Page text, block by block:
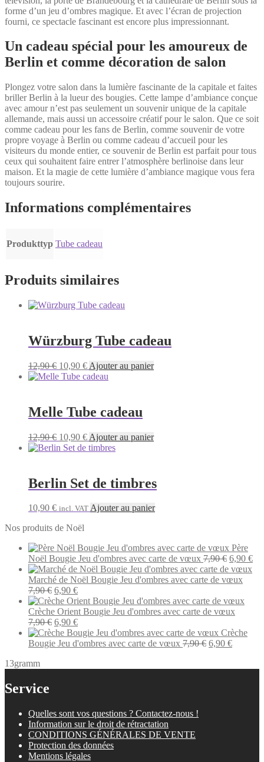
forme d’un jeu d’ombres magique. Et avec l’écran de projection
fourni, ce spectacle fascinant est encore plus impressionnant.
Un cadeau spécial pour les amoureux de
Berlin et comme décoration de salon
Plongez votre salon dans la lumière fascinante de la capitale et faites
briller Berlin à la lueur des bougies. Cette lampe d’ambiance conçue
avec amour n’est pas seulement un souvenir unique de la capitale
allemande, mais aussi un accessoire créatif pour le salon. Que ce soit
comme cadeau pour les fans de Berlin, comme souvenir de votre
propre voyage à Berlin ou comme cadeau d’accueil pour les
visiteurs du monde entier, ce souvenir de Berlin est parfait pour tous
ceux qui souhaitent faire entrer l’atmosphère berlinoise dans leur
maison. Et la magie de cette lumière d’ambiance magique vous fera
toujours sourire.
Informations complémentaires
Produkttyp Tube cadeau
Produits similaires
Würzburg Tube cadeau
12,90€ Le
prix
12,90 €.
10,90 €Le
prix
Ajouter au panier
Melle Tube cadeau
12,90€ Le
prix
12,90 €.
10,90 €Le
prix
10,90 €.
Ajouter au panier
Berlin Set de timbres
10,90 € incl. VAT Ajouter au panier
Nos produits de Noël
Père
Noël Bougie Jeu d'ombres avec carte de vœux 7,90€ Le
prix
initial
7,90 €.
6,90 €Le
Marché de Noël Bougie Jeu d'ombres avec carte de vœux
7,90€ Le
prix
initial
était :
7,90 €.
6,90 €Le
prix
actuel
est :
6,90 €.
Crèche Orient Bougie Jeu d'ombres avec carte de vœux
7,90€ Le
prix
initial
6,90 €Le
prix
actuel
Crèche
Bougie Jeu d'ombres avec carte de vœux 7,90€ Le
6,90 €Le
13gramm
Service
Quelles sont vos questions ? Contactez-nous !
Information sur le droit de rétractation
CONDITIONS GÉNÉRALES DE VENTE
Protection des données
Mentions légales